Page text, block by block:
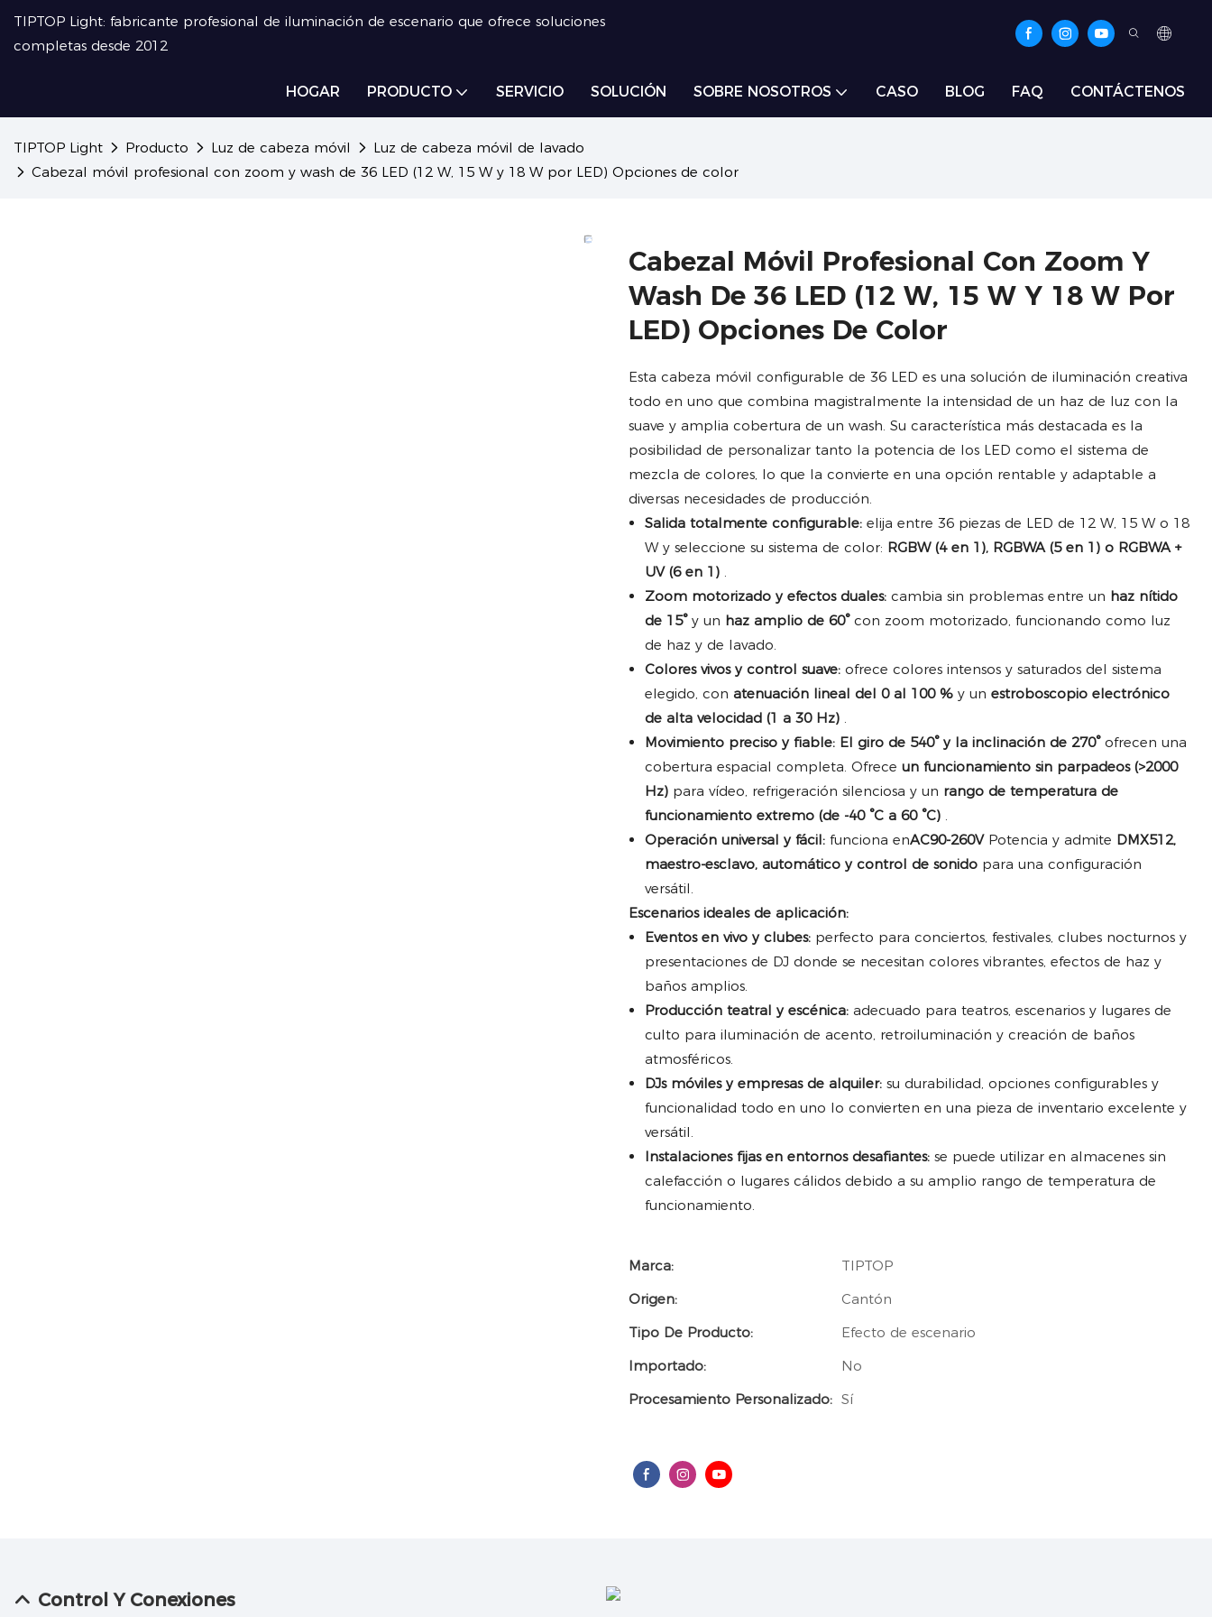
TIPTOP Light: fabricante profesional de iluminación de escenario que ofrece soluciones
completas desde 2012
HOGAR PRODUCTO SERVICIO SOLUCIÓN SOBRE NOSOTROS CASO BLOG FAQ CONTÁCTENOS
TIPTOP Light Producto Luz de cabeza móvil
Luz de cabeza móvil de lavado
Cabezal móvil profesional con zoom y wash de 36 LED (12 W, 15 W y 18 W por LED) Opciones de color
Cabezal Móvil Profesional Con Zoom Y
Wash De 36 LED (12 W, 15 W Y 18 W Por
LED) Opciones De Color
Esta cabeza móvil configurable de 36 LED es una solución de iluminación creativa
todo en uno que combina magistralmente la intensidad de un haz de luz con la
suave y amplia cobertura de un wash. Su característica más destacada es la
posibilidad de personalizar tanto la potencia de los LED como el sistema de
mezcla de colores, lo que la convierte en una opción rentable y adaptable a
diversas necesidades de producción.
Salida totalmente configurable: elija entre 36 piezas de LED de 12 W, 15 W o 18
W y seleccione su sistema de color: RGBW (4 en 1), RGBWA (5 en 1) o RGBWA +
UV (6 en 1) .
Zoom motorizado y efectos duales: cambia sin problemas entre un haz nítido
de 15°y un haz amplio de 60°con zoom motorizado, funcionando como luz
de haz y de lavado.
Colores vivos y control suave: ofrece colores intensos y saturados del sistema
elegido, con atenuación lineal del 0 al 100 % y un estroboscopio electrónico
de alta velocidad (1 a 30 Hz) .
Movimiento preciso y fiable: El giro de 540° y la inclinación de 270°ofrecen una
cobertura espacial completa. Ofrece un funcionamiento sin parpadeos (>2000
Hz) para vídeo, refrigeración silenciosa y un rango de temperatura de
funcionamiento extremo (de -40 °C a 60 °C) .
Operación universal y fácil: funciona enAC90-260VPotencia y admite DMX512,
maestro-esclavo, automático y control de sonido para una configuración
versátil.
Escenarios ideales de aplicación:
Eventos en vivo y clubes: perfecto para conciertos, festivales, clubes nocturnos y
presentaciones de DJ donde se necesitan colores vibrantes, efectos de haz y
baños amplios.
Producción teatral y escénica: adecuado para teatros, escenarios y lugares de
culto para iluminación de acento, retroiluminación y creación de baños
atmosféricos.
DJs móviles y empresas de alquiler: su durabilidad, opciones configurables y
funcionalidad todo en uno lo convierten en una pieza de inventario excelente y
versátil.
Instalaciones fijas en entornos desafiantes: se puede utilizar en almacenes sin
calefacción o lugares cálidos debido a su amplio rango de temperatura de
funcionamiento.
Marca:
TIPTOP
Origen:
Cantón
Tipo De Producto:
Efecto de escenario
Importado:
No
Procesamiento Personalizado: Sí
Control Y Conexiones